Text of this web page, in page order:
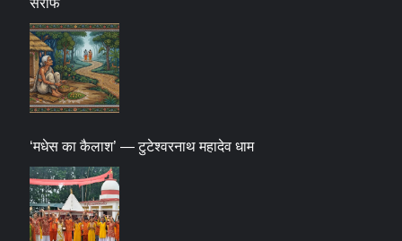
‘मधेस का कैलाश’ — टुटेश्वरनाथ महादेव धाम